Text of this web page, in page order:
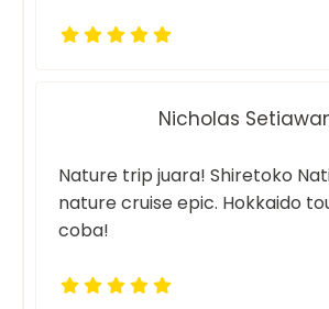
Nicholas
Nature trip juara! Shiretoko
nature cruise epic. Hokkaido
coba!